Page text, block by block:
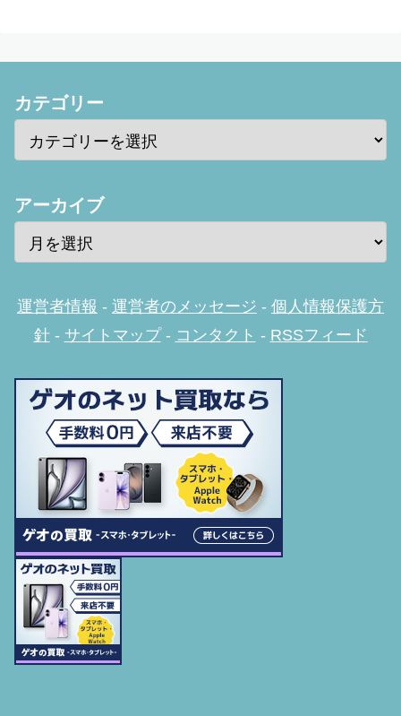
カテゴリー
アーカイブ
運営者情報 - 運営者のメッセージ - 個人情報保護方
針- サイトマップ- コンタクト - RSSフィード